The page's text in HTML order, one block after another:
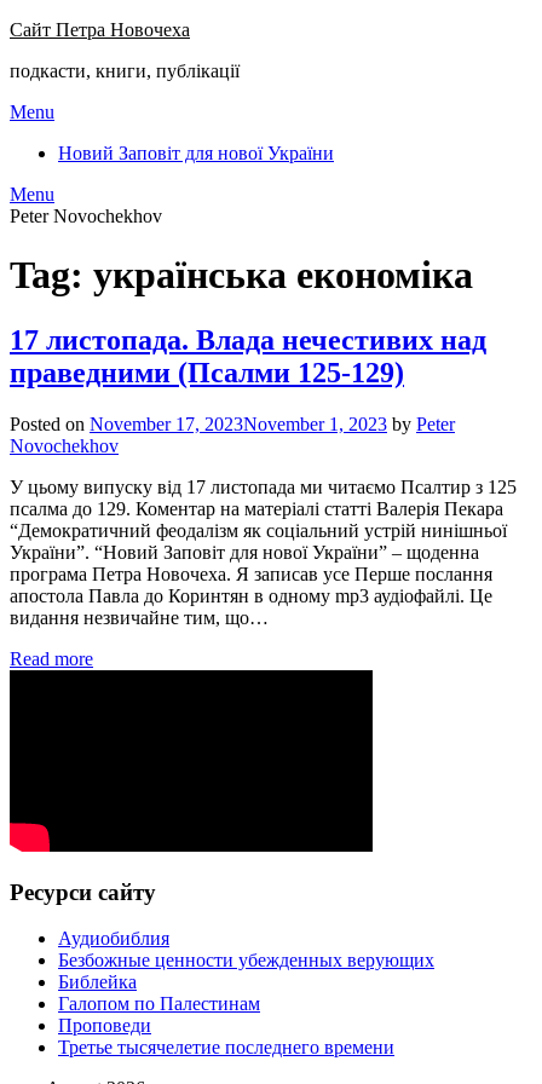
Сайт Петра Новочеха
подкасти, книги, публікації
Menu
Новий Заповіт для нової України
Menu
Peter Novochekhov
Tag: українська економіка
17 листопада. Влада нечестивих над
праведними (Псалми 125-129)
Posted on November 17, 2023November 1, 2023 by Peter
Novochekhov
У цьому випуску від 17 листопада ми читаємо Псалтир з 125
псалма до 129. Коментар на матеріалі статті Валерія Пекара
“Демократичний феодалізм як соціальний устрій нинішньої
України”. “Новий Заповіт для нової України” – щоденна
програма Петра Новочеха. Я записав усе Перше послання
апостола Павла до Коринтян в одному mp3 аудіофайлі. Це
видання незвичайне тим, що…
Read more
Ресурси сайту
Аудиобиблия
Безбожные ценности убежденных верующих
Библейка
Галопом по Палестинам
Проповеди
Третье тысячелетие последнего времени